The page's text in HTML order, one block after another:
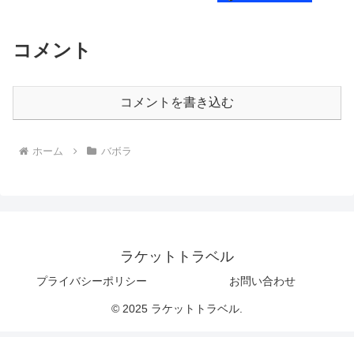
コメント
コメントを書き込む
ホーム バボラ
ラケットトラベル
プライバシーポリシー お問い合わせ
© 2025 ラケットトラベル.